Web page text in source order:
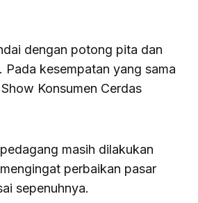
dengan potong pita dan
kesempatan yang sama
Konsumen Cerdas
masih dilakukan
perbaikan pasar
sepenuhnya.